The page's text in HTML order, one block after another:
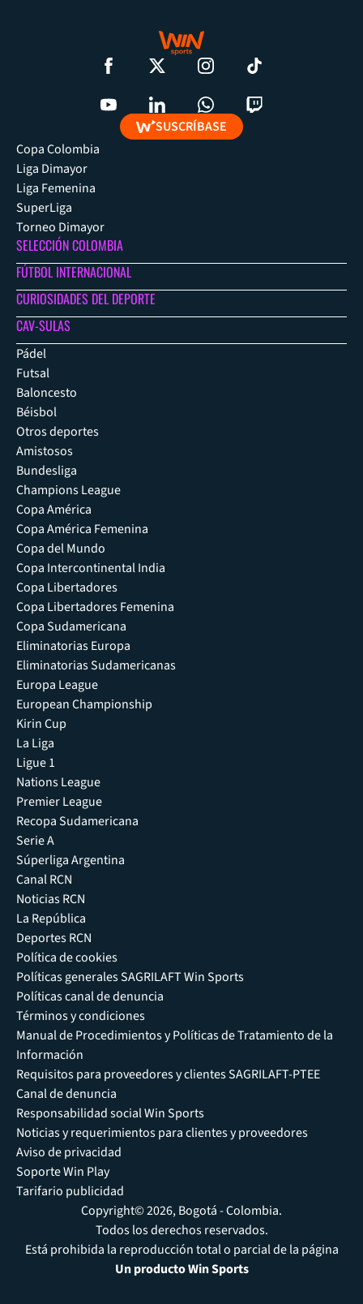
SUSCRÍBASE
Copa Colombia
Liga Dimayor
Liga Femenina
SuperLiga
Torneo Dimayor
SELECCIÓN COLOMBIA
FÚTBOL INTERNACIONAL
CURIOSIDADES DEL DEPORTE
CAV-SULAS
Pádel
Futsal
Baloncesto
Béisbol
Otros deportes
Amistosos
Bundesliga
Champions League
Copa América
Copa América Femenina
Copa del Mundo
Copa Intercontinental India
Copa Libertadores
Copa Libertadores Femenina
Copa Sudamericana
Eliminatorias Europa
Eliminatorias Sudamericanas
Europa League
European Championship
Kirin Cup
La Liga
Ligue 1
Nations League
Premier League
Recopa Sudamericana
Serie A
Súperliga Argentina
Canal RCN
Noticias RCN
La República
Deportes RCN
Política de cookies
Políticas generales SAGRILAFT Win Sports
Políticas canal de denuncia
Términos y condiciones
Manual de Procedimientos y Políticas de Tratamiento de la
Información
Requisitos para proveedores y clientes SAGRILAFT-PTEE
Canal de denuncia
Responsabilidad social Win Sports
Noticias y requerimientos para clientes y proveedores
Aviso de privacidad
Soporte Win Play
Tarifario publicidad
Copyright© 2026, Bogotá - Colombia.
Todos los derechos reservados.
Está prohibida la reproducción total o parcial de la página
Un producto Win Sports